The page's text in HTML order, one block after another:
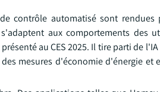
contrôle automatisé sont rendues
aux comportements des
au CES 2025. Il tire parti de
mesures d'économie d'énergie et